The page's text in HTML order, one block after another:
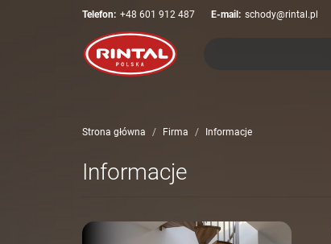
Telefon: +48 601 912 487 E-mail: schody@rintal.pl
Strona główna Firma Informacje
Informacje